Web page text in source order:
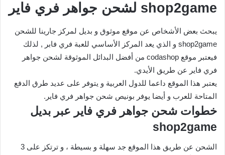
shop2game لشحن جواهر فري فاير
يبحث بعض الأشخاص عن موقع موثوق و بديل لمركز جارينا للشحن
shop2game و الذي يعد المركز الأساسي للعبة فري فابر , لذلك
فيعتبر موقع codashop من أفضل البدائل الموثوقة لشحن جواهر
فري فاير عن طريق الأيدي.
يعتبر هذا الموقع داعما للدول العربية و يتوفر على عديد طرق الدفع
المتاحة للعرب و أيضا يوفر بونيص شحن جواهر فري فاير.
خطوات شحن جواهر فري فاير عبر بديل
shop2game
الشحن عن طريق هذا الموقع جد سهلة و بسيطة ، و ترتكز على 3